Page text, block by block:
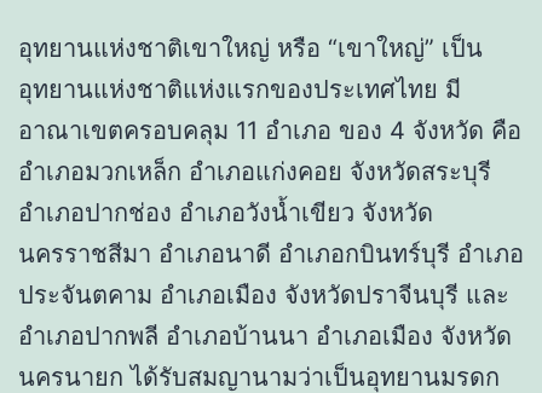
อุทยานแห่งชาติเขาใหญ่ หรือ “เขาใหญ่” เป็น
อุทยานแห่งชาติแห่งแรกของประเทศไทย มี
อาณาเขตครอบคลุม 11 อำเภอ ของ 4 จังหวัด คือ
อำเภอมวกเหล็ก อำเภอแก่งคอย จังหวัดสระบุรี
อำเภอปากช่อง อำเภอวังน้ำเขียว จังหวัด
นครราชสีมา อำเภอนาดี อำเภอกบินทร์บุรี อำเภอ
ประจันตคาม อำเภอเมือง จังหวัดปราจีนบุรี และ
อำเภอปากพลี อำเภอบ้านนา อำเภอเมือง จังหวัด
นครนายก ได้รับสมญานามว่าเป็นอุทยานมรดก